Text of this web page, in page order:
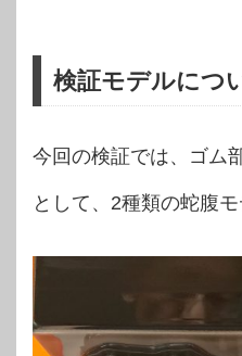
検証モデルにつ
今回の検証では、ゴム
として、2種類の蛇腹